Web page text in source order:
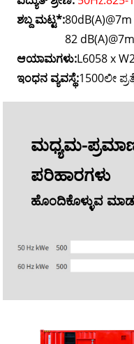
ಶಬ್ದ ಮಟ್ಟ*:
82
ಆಯಾಮಗಳು:L6058 x
ಇಂಧನ ವ್ಯವಸ್ಥೆ:1500ಲೀ
ಮಧ್ಯಮ-
ಪರಿಹಾರಗಳು
ಹೊಂದಿಕೊಳ್ಳುವ